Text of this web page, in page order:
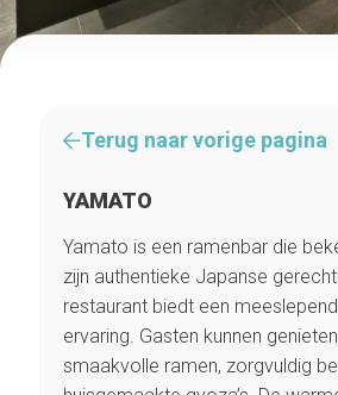
Terug naar vorige pagina
YAMATO
Yamato is een ramenbar die
zijn authentieke Japanse
restaurant biedt een
ervaring. Gasten kunnen
smaakvolle ramen, zorgvuldig